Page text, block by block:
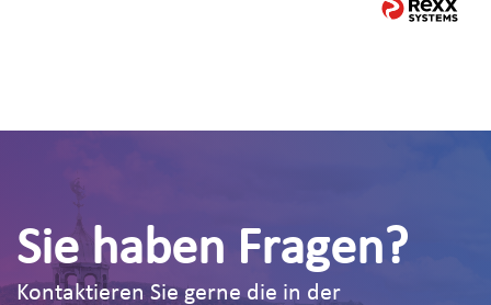
Sie haben Fragen?
Kontaktieren Sie gerne die in der